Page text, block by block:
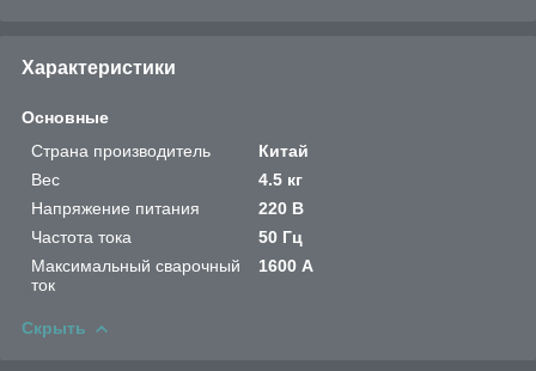
Характеристики
Основные
Страна производитель
Китай
Вес
4.5 кг
Напряжение питания
220 В
Частота тока
50 Гц
Максимальный сварочный
ток
1600 А
Скрыть